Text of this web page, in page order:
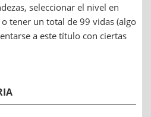
seleccionar el nivel en
tener un total de 99 vidas (algo
a este título con ciertas